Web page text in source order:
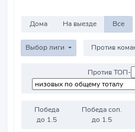
Дома На выезде Все
Выбор лиги
Против ТОП-
Победа
до 1.5
Победа соп.
до 1.5